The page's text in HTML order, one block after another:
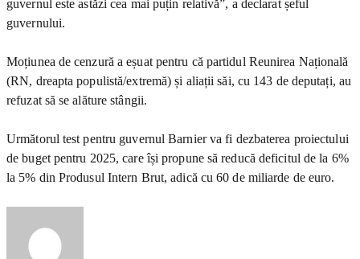
guvernul este astăzi cea mai puțin relativă”, a declarat șeful
guvernului.
Moțiunea de cenzură a eșuat pentru că partidul Reunirea Națională
(RN, dreapta populistă/extremă) și aliații săi, cu 143 de deputați, au
refuzat să se alăture stângii.
Următorul test pentru guvernul Barnier va fi dezbaterea proiectului
de buget pentru 2025, care își propune să reducă deficitul de la 6%
la 5% din Produsul Intern Brut, adică cu 60 de miliarde de euro.